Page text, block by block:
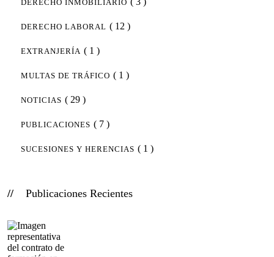
DERECHO INMOBILIARIO
DERECHO LABORAL ( 12 )
EXTRANJERÍA ( 1 )
MULTAS DE TRÁFICO ( 1 )
NOTICIAS ( 29 )
PUBLICACIONES ( 7 )
SUCESIONES Y HERENCIAS ( 1 )
Publicaciones Recientes